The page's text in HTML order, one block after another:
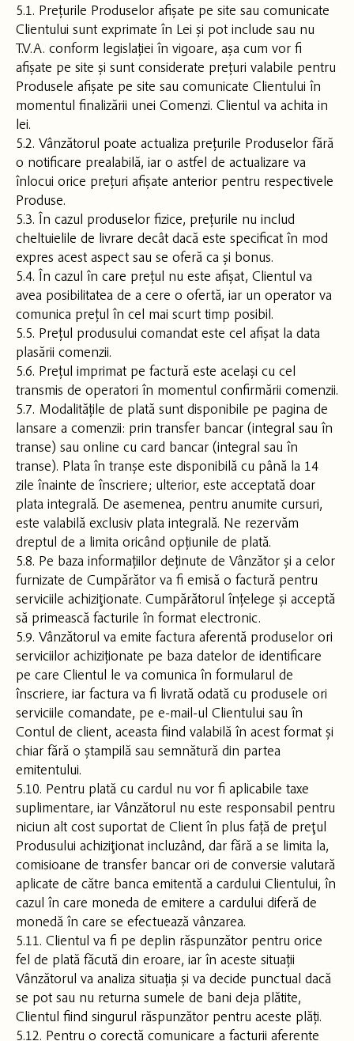
5.1. Prețurile Produselor afișate pe site sau comunicate
Clientului sunt exprimate în Lei și pot include sau nu
T.V.A. conform legislației în vigoare, așa cum vor fi
afișate pe site și sunt considerate prețuri valabile pentru
Produsele afișate pe site sau comunicate Clientului în
momentul finalizării unei Comenzi. Clientul va achita in
lei.
5.2. Vânzătorul poate actualiza prețurile Produselor fără
o notificare prealabilă, iar o astfel de actualizare va
înlocui orice prețuri afișate anterior pentru respectivele
Produse.
5.3. În cazul produselor fizice, prețurile nu includ
cheltuielile de livrare decât dacă este specificat în mod
expres acest aspect sau se oferă ca și bonus.
5.4. În cazul în care prețul nu este afișat, Clientul va
avea posibilitatea de a cere o ofertă, iar un operator va
comunica prețul în cel mai scurt timp posibil.
5.5. Prețul produsului comandat este cel afișat la data
plasării comenzii.
5.6. Prețul imprimat pe factură este același cu cel
transmis de operatori în momentul confirmării comenzii.
5.7. Modalitățile de plată sunt disponibile pe pagina de
lansare a comenzii: prin transfer bancar (integral sau în
transe) sau online cu card bancar (integral sau în
transe). Plata în tranșe este disponibilă cu până la 14
zile înainte de înscriere; ulterior, este acceptată doar
plata integrală. De asemenea, pentru anumite cursuri,
este valabilă exclusiv plata integrală. Ne rezervăm
dreptul de a limita oricând opțiunile de plată.
5.8. Pe baza informațiilor deținute de Vânzător și a celor
furnizate de Cumpărător va fi emisă o factură pentru
serviciile achiziţionate. Cumpărătorul înțelege și acceptă
să primească facturile în format electronic.
5.9. Vânzătorul va emite factura aferentă produselor ori
serviciilor achiziționate pe baza datelor de identificare
pe care Clientul le va comunica în formularul de
înscriere, iar factura va fi livrată odată cu produsele ori
serviciile comandate, pe e-mail-ul Clientului sau în
Contul de client, aceasta fiind valabilă în acest format și
chiar fără o ștampilă sau semnătură din partea
emitentului.
5.10. Pentru plată cu cardul nu vor fi aplicabile taxe
suplimentare, iar Vânzătorul nu este responsabil pentru
niciun alt cost suportat de Client în plus față de preţul
Produsului achiziţionat incluzând, dar fără a se limita la,
comisioane de transfer bancar ori de conversie valutară
aplicate de către banca emitentă a cardului Clientului, în
cazul în care moneda de emitere a cardului diferă de
monedă în care se efectuează vânzarea.
5.11. Clientul va fi pe deplin răspunzător pentru orice
fel de plată făcută din eroare, iar în aceste situații
Vânzătorul va analiza situația și va decide punctual dacă
se pot sau nu returna sumele de bani deja plătite,
Clientul fiind singurul răspunzător pentru aceste plăți.
5.12. Pentru o corectă comunicare a facturii aferente